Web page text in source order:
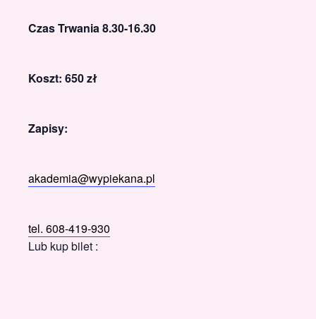
Czas Trwania 8.30-16.30
Koszt: 650 zł
Zapisy:
akademia@wypiekana.pl
tel. 608-419-930
Lub kup bilet :